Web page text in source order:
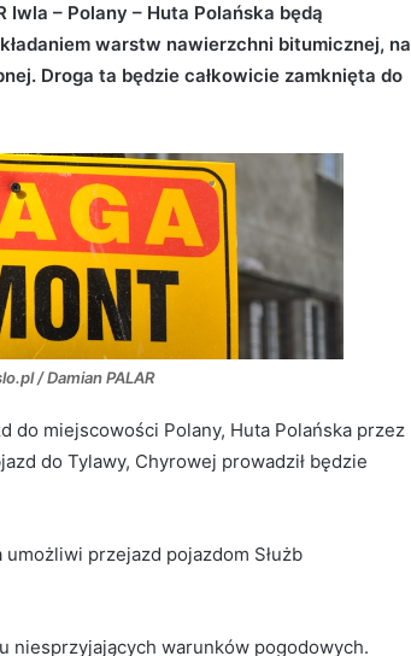
– Polany – Huta Polańska będą
warstw nawierzchni bitumicznej, na
Droga ta będzie całkowicie zamknięta do
/ Damian PALAR
do miejscowości Polany, Huta Polańska przez
do Tylawy, Chyrowej prowadził będzie
przejazd pojazdom Służb
niesprzyjających warunków pogodowych.